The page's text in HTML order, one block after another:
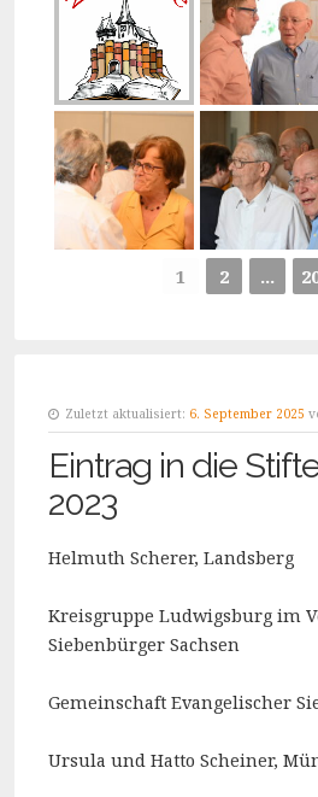
1 2 ...
Zuletzt aktualisiert: 6. September 2025
Eintrag in die
2023
Helmuth Scherer, Landsberg
Kreisgruppe Ludwigsburg im
Siebenbürger Sachsen
Gemeinschaft Evangelischer
Ursula und Hatto Scheiner,